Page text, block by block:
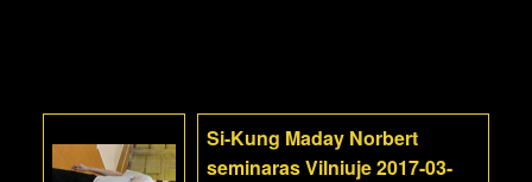
Si-Kung Maday Norbert
seminaras Vilniuje 2017-03-